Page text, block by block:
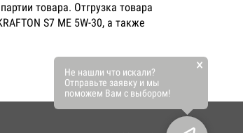
товара. Отгрузка товара
S7 ME 5W-30, а также
Не нашли что искали?
Отправьте заявку и мы
поможем Вам с выбором!
×